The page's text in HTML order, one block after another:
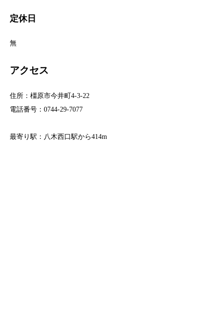
定休日
無
アクセス
住所：橿原市今井町4-3-22
電話番号：0744-29-7077
最寄り駅：八木西口駅から414m